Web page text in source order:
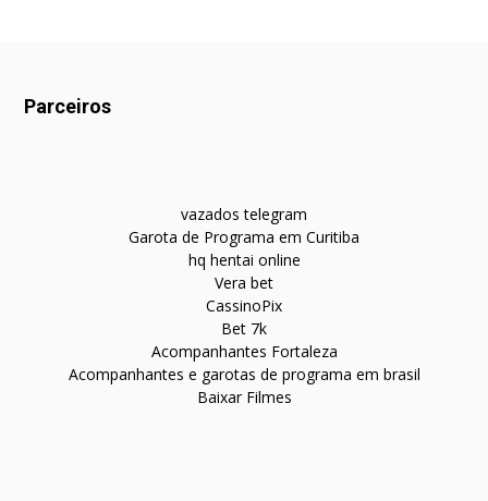
Parceiros
vazados telegram
Garota de Programa em Curitiba
hq hentai online
Vera bet
CassinoPix
Bet 7k
Acompanhantes Fortaleza
Acompanhantes e garotas de programa em brasil
Baixar Filmes